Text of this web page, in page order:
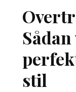
stil